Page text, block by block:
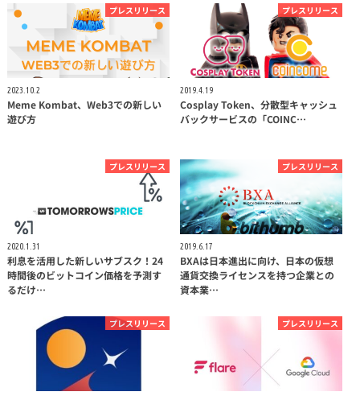
プレスリリース
2023.10.2
Meme Kombat、Web3での新しい
遊び方
プレスリリース
2019.4.19
Cosplay Token、分散型キャッシュ
バックサービスの「COINC…
プレスリリース
2020.1.31
利息を活用した新しいサブスク！24
時間後のビットコイン価格を予測す
るだけ…
プレスリリース
2019.6.17
BXAは日本進出に向け、日本の仮想
通貨交換ライセンスを持つ企業との
資本業…
プレスリリース プレスリリース